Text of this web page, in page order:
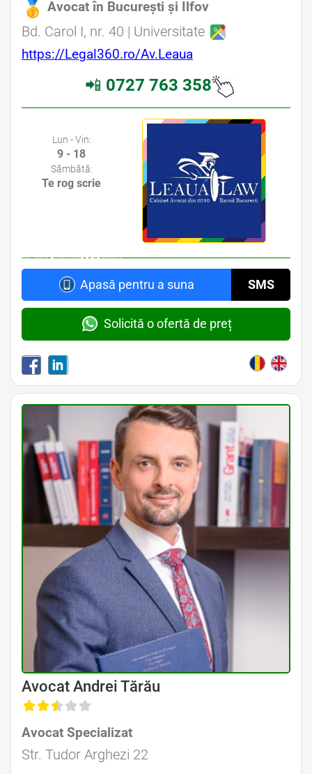
Avocat în București și Ilfov
Bd. Carol I, nr. 40 | Universitate
https://Legal360.ro/Av.Leaua
📲 0727 763 358
Avocat Bucuresti sector 2 • Cabinet Avocat Bucuresti sector 2 • Avocati Bucuresti • Cabinete Avocatura Bucuresti • Avocati Specializati Bucuresti • Avocat
Lun - Vin:
9 - 18
Sâmbătă:
Te rog scrie
Obor • Avocat din zona Piata Muncii
Apasă pentru a suna SMS
Solicită o ofertă de preț
Avocat Specializat în Drept Civil • Avocat Specializat în Dreptul Familiei
Avocat Andrei Tărău
Avocat Specializat
Avocat Specializat în Drept Civil • Avocat Specializat în Dreptul Familiei
Str. Tudor Arghezi 22